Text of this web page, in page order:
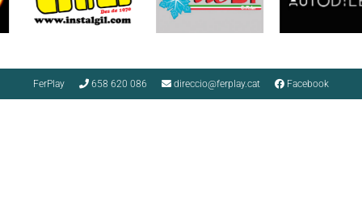
FerPlay 658 620 086 direccio@ferplay.cat Facebook